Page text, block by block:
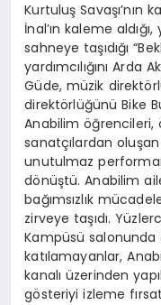
Kurtuluş Savaşı’nın
İnal’ın kaleme
sahneye taşıdığı
yardımcılığını Arda
Güde, müzik direktör
direktörlüğünü Bike
Anabilimöğrencileri,
sanatçılardan
unutulmaz
dönüştü. Anabilim
bağımsızlık
zirveye taşıdı. Y
Kampüsü salonunda
katılamayanlar,
kanalı üzerinden
gösteriyi izleme